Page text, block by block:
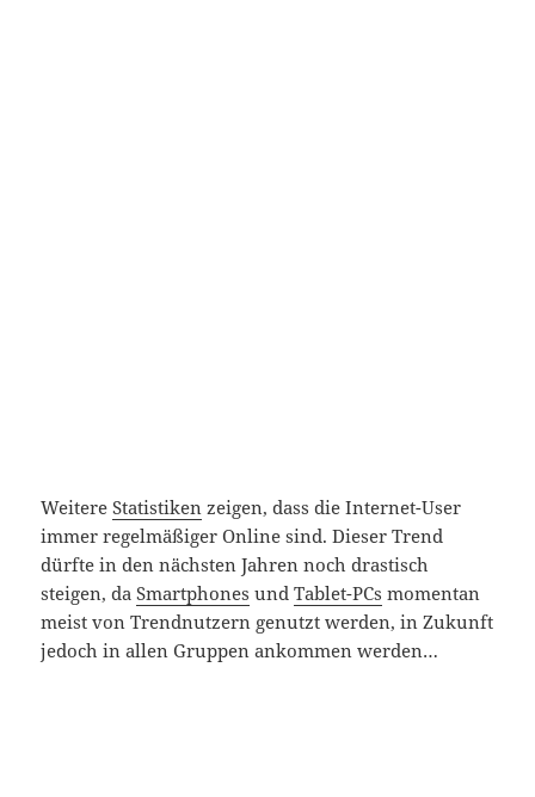
WeitereStatistiken zeigen, dass die Internet-User
immer regelmäßiger Online sind. Dieser Trend
dürfte in den nächsten Jahren noch drastisch
steigen, daSmartphones undTablet-PCs momentan
meist von Trendnutzern genutzt werden, in Zukunft
jedoch in allen Gruppen ankommen werden…